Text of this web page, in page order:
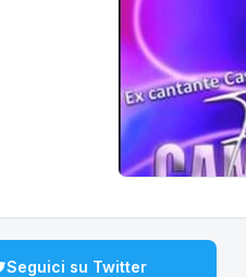
Seguici su Twitter